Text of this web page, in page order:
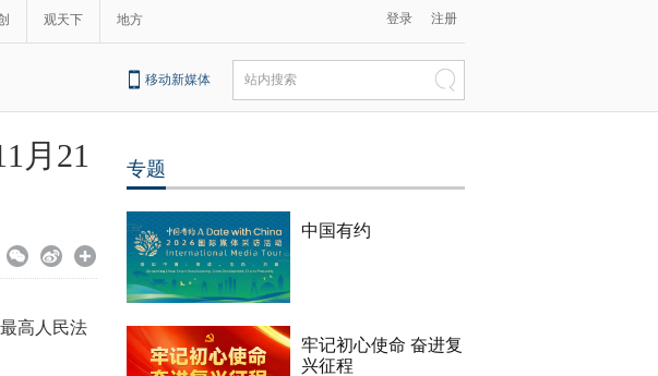
观天下 地方 登录 注册
移动新媒体 站内搜索
月21
高人民法
专题
中国有约
牢记初心使命 奋进复
兴征程